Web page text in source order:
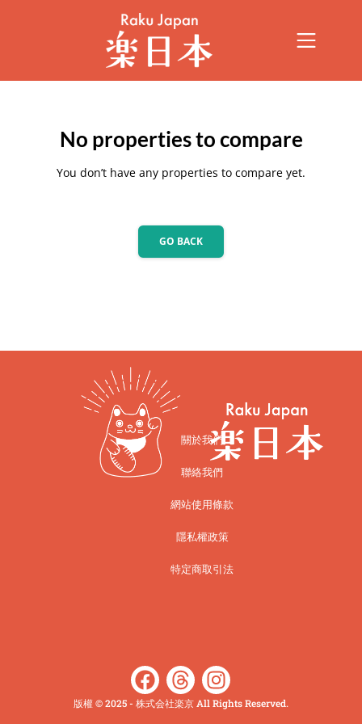
No properties to compare
You don’t have any properties to compare yet.
GO BACK
關於我們
聯絡我們
網站使用條款
隱私權政策
特定商取引法
版權 © 2025 - 株式会社楽京 All Rights Reserved.​